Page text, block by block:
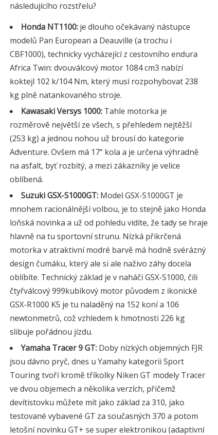
následujícího rozstřelu?
Honda NT1100: je dlouho očekávaný nástupce
modelů Pan European a Deauville (a trochu i
CBF1000), technicky vycházející z cestovního endura
Africa Twin: dvouválcový motor 1084 cm3 nabízí
koktejl 102 k/104 Nm, který musí rozpohybovat 238
kg plně natankovaného stroje.
Kawasaki Versys 1000: Tahle motorka je
rozměrově největší ze všech, s přehledem nejtěžší
(253 kg) a jednou nohou už brousí do kategorie
Adventure. Ovšem má 17“ kola a je určena výhradně
na asfalt, byť rozbitý, a mezi zákazníky je velice
oblíbená.
Suzuki GSX-S1000GT: Model GSX-S1000GT je
mnohem racionálnější volbou, je to stejně jako Honda
loňská novinka a už od pohledu vidíte, že tady se hraje
hlavně na tu sportovní strunu. Nízká přikrčená
motorka v atraktivní modré barvě má hodně svérázný
design čumáku, který ale si ale naživo záhy docela
oblíbíte. Technický základ je v naháči GSX-S1000, čili
čtyřválcový 999kubíkový motor původem z ikonické
GSX-R1000 K5 je tu naladěný na 152 koní a 106
newtonmetrů, což vzhledem k hmotnosti 226 kg
slibuje pořádnou jízdu.
Yamaha Tracer 9 GT: Doby nízkých objemných FJR
jsou dávno pryč, dnes u Yamahy kategorii Sport
Touring tvoří kromě tříkolky Niken GT modely Tracer
ve dvou objemech a několika verzích, přičemž
devítistovku můžete mít jako základ za 310, jako
testované vybavené GT za současných 370 a potom
letošní novinku GT+ se super elektronikou (adaptivní